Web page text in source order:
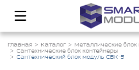
Главная Каталог
Металлические блок
Сантехнические блок контейнеры
Сантехнический блок модуль СБК-5